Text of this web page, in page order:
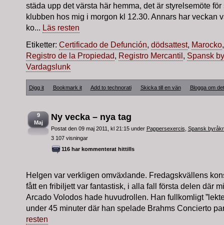
städa upp det värsta här hemma, det är styrelsemöte
klubben hos mig i morgon kl 12.30. Annars har veckan
ko... Läs resten
Etiketter: Certificado de Defunción, dödsattest, Marocko
Registro de la Propiedad, Registro Mercantil, Spansk
Vardagslunk
Digg it Bookmark it Add to technorati Skicka till en vän Blogga om det
9
Maj
Ny vecka – nya tag
Postat den 09 maj 2011, kl 21:15 under Pappersexercis Spansk
3 107 visningar
116 har kommenterat hittills
Helgen var verkligen omväxlande. Fredagskvällens
fått en fribiljett var fantastisk, i alla fall första delen där
Arcado Volodos hade huvudrollen. Han fullkomligt
under 45 minuter där han spelade Brahms Concierto
resten